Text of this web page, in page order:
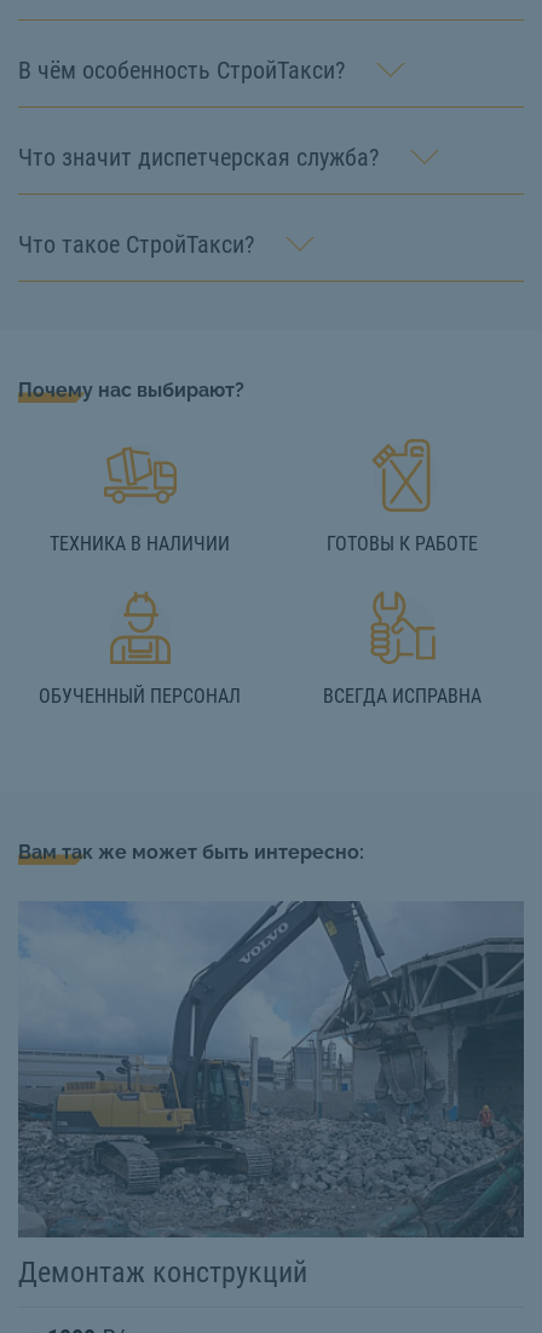
В чём особенность СтройТакси?
Что значит диспетчерская служба?
Что такое СтройТакси?
Почему нас выбирают?
ТЕХНИКА В НАЛИЧИИ ГОТОВЫ К РАБОТЕ
ОБУЧЕННЫЙ ПЕРСОНАЛ ВСЕГДА ИСПРАВНА
Вам так же может быть интересно:
Демонтаж конструкций